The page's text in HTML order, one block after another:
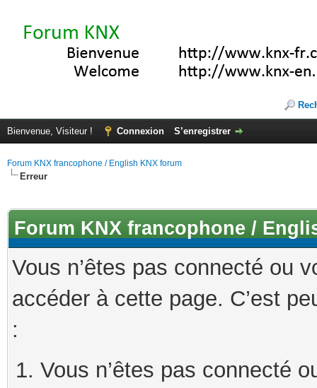
Bienvenue, Visiteur ! Connexion S’enregistrer
Forum KNX francophone / English KNX forum
Erreur
Forum KNX francophone /
Vous n’êtes pas connecté ou
accéder à cette page. C’est
:
Vous n’êtes pas connecté